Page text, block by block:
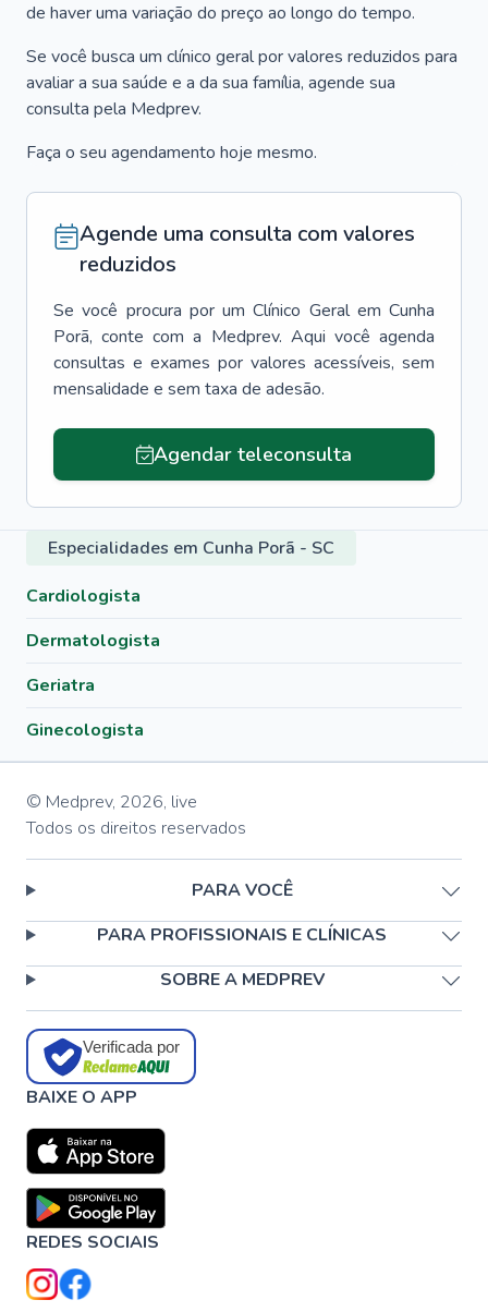
de haver uma variação do preço ao longo do tempo.
Se você busca um clínico geral por valores reduzidos para
avaliar a sua saúde e a da sua família, agende sua
consulta pela Medprev.
Faça o seu agendamento hoje mesmo.
Agende uma consulta com valores
reduzidos
Se você procura por um Clínico Geral em Cunha
Porã, conte com a Medprev. Aqui você agenda
consultas e exames por valores acessíveis, sem
mensalidade e sem taxa de adesão.
Agendar teleconsulta
Especialidades em Cunha Porã - SC
Cardiologista
Dermatologista
Geriatra
Ginecologista
© Medprev, 2026, live
Todos os direitos reservados
PARA VOCÊ
PARA PROFISSIONAIS E CLÍNICAS
SOBRE A MEDPREV
Verificada por
BAIXE O APP
REDES SOCIAIS